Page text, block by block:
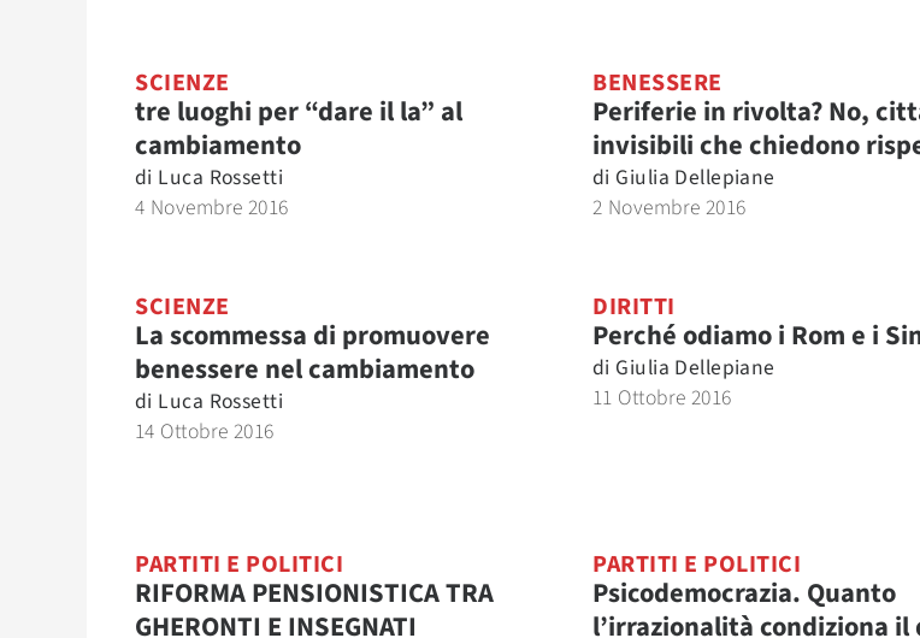
SCIENZE
tre luoghi per “dare il la” al
cambiamento
di Luca Rossetti
4 Novembre 2016
BENESSERE
Periferie in rivolta? No,
invisibili che chiedono
di Giulia Dellepiane
2 Novembre 2016
SCIENZE
La scommessa di promuovere
benessere nel cambiamento
di Luca Rossetti
14 Ottobre 2016
DIRITTI
Perché odiamo i Rom e i
di Giulia Dellepiane
11 Ottobre 2016
PARTITI E POLITICI
RIFORMA PENSIONISTICA TRA
GHERONTI E INSEGNATI
PARTITI E POLITICI
Psicodemocrazia. Quanto
l’irrazionalità condiziona il